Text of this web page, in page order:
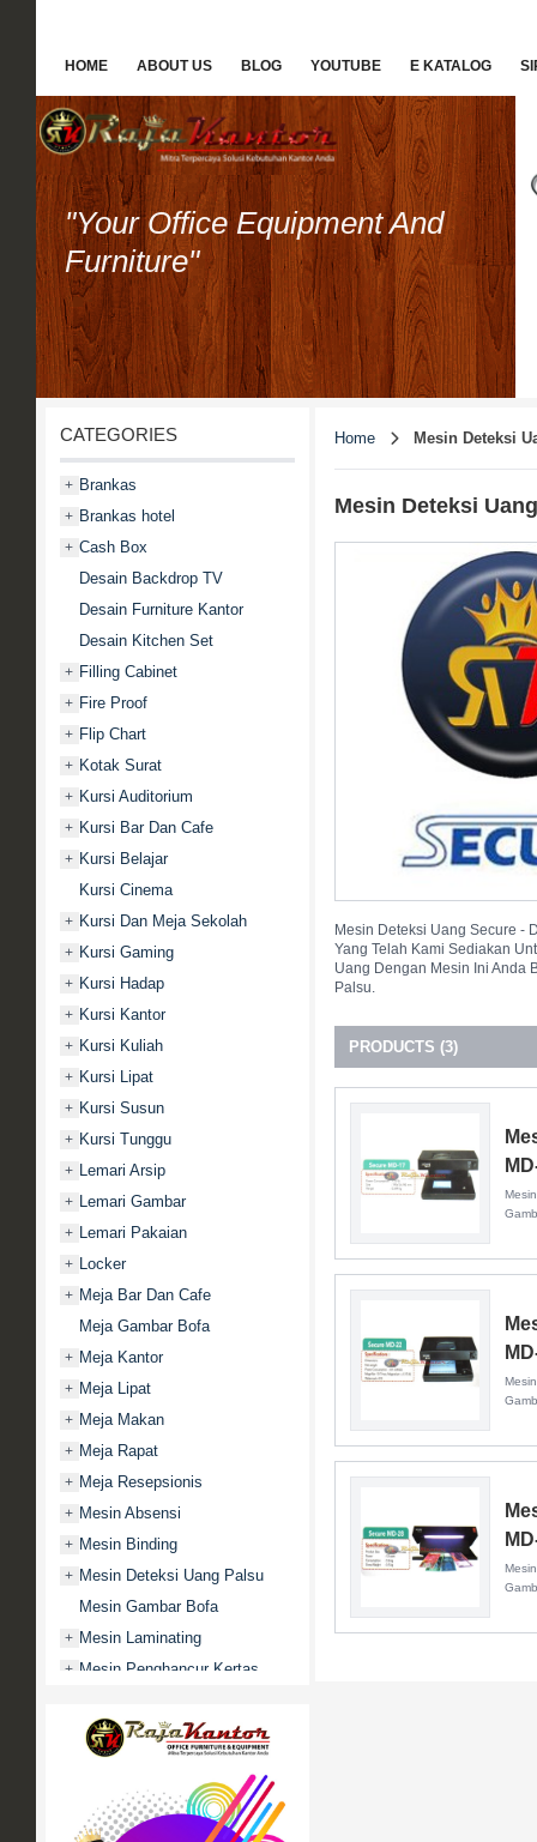
HOME ABOUT US BLOG YOUTUBE E KATALOG
"Your Office Equipment And
Furniture"
CATEGORIES
+ Brankas
+ Brankas hotel
+ Cash Box
Desain Backdrop TV
Desain Furniture Kantor
Desain Kitchen Set
+ Filling Cabinet
+ Fire Proof
+ Flip Chart
+ Kotak Surat
+ Kursi Auditorium
+ Kursi Bar Dan Cafe
+ Kursi Belajar
Kursi Cinema
+ Kursi Dan Meja Sekolah
+ Kursi Gaming
+ Kursi Hadap
+ Kursi Kantor
+ Kursi Kuliah
+ Kursi Lipat
+ Kursi Susun
+ Kursi Tunggu
+ Lemari Arsip
+ Lemari Gambar
+ Lemari Pakaian
+ Locker
+ Meja Bar Dan Cafe
Meja Gambar Bofa
+ Meja Kantor
+ Meja Lipat
+ Meja Makan
+ Meja Rapat
+ Meja Resepsionis
+ Mesin Absensi
+ Mesin Binding
+ Mesin Deteksi Uang Palsu
Mesin Gambar Bofa
+ Mesin Laminating
+ Mesin Penghancur Kertas
Mobile File / Roll O Pack
Movitex
Paper Cutter
Partisi Kantor
Home Mesin Deteksi
Mesin Deteksi
Mesin Deteksi Uang Secure -
Yang Telah Kami Sediakan
Uang Dengan Mesin Ini Anda
Palsu.
PRODUCTS (3)